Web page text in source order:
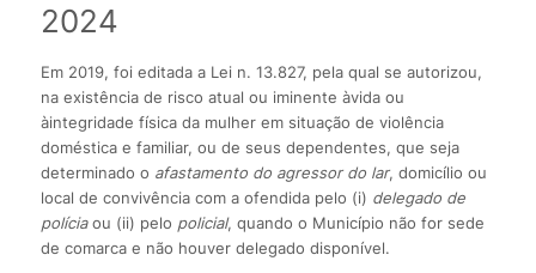
2024
Em 2019, foi editada a Lei n. 13.827, pela qual se autorizou,
na existência de risco atual ou iminente àvida ou
àintegridade física da mulher em situação de violência
doméstica e familiar, ou de seus dependentes, que seja
determinado o afastamento do agressor do lar, domicílio ou
local de convivência com a ofendida pelo (i) delegado de
políciaou (ii) pelo policial, quando o Município não for sede
de comarca e não houver delegado disponível.